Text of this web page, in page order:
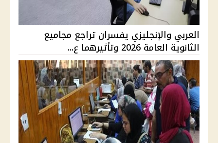
العربي والإنجليزي يفسران تراجع مجاميع
الثانوية العامة 2026 وتأثيرهما ع...